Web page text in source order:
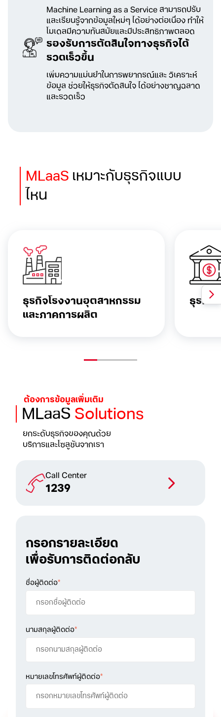
Machine Learning as a Serviceสามารถปรับ
และเรียนรู้จากข้อมูลใหม่ๆได้อย่างต่อเนื่อง ทำให้
โมเดลมีความทันสมัยและมีประสิทธิภาพตลอด
รองรับการตัดสินใจทางธุรกิจได้
รวดเร็วขึ้น
เพิ่มความแม่นยำในการพยากรณ์และวิเคราะห์
ข้อมูล ช่วยให้ธุรกิจตัดสินใจได้อย่างชาญฉลาด
และรวดเร็ว
MLaaSเหมาะกับธุรกิจแบบ
ไหน
ธุรกิจโรงงานอุตสาหกรรม
และภาคการผลิต
ธุรกิจ
ต้องการข้อมูลเพิ่มเติม
MLaaSSolutions
ยกระดับธุรกิจของคุณด้วย
บริการและโซลูชันจากเรา
Call Center
1239
กรอกรายละเอียด
เพื่อรับการติดต่อกลับ
ชื่อผู้ติดต่อ*
นามสกุลผู้ติดต่อ*
หมายเลขโทรศัพท์ผู้ติดต่อ*